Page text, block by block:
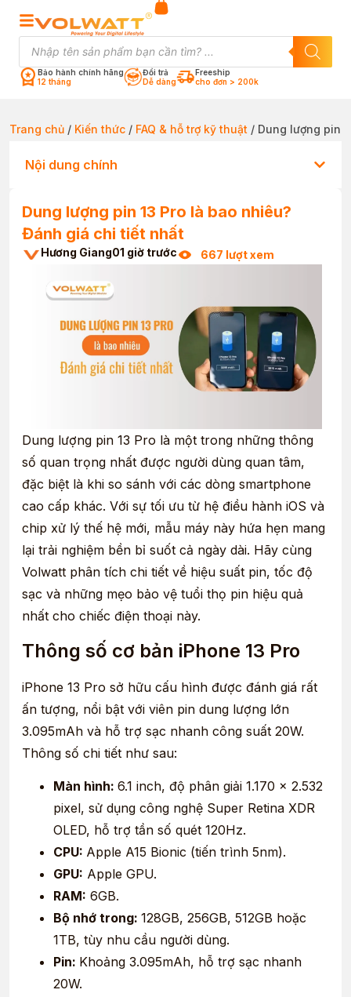
Bảo hành chính hãng
12 tháng
Đổi trả
Dễ dàng
Freeship
cho đơn > 200k
Trang chủ / Kiến thức / FAQ & hỗ trợ kỹ thuật / Dung lượng pin
Nội dung chính
Dung lượng pin 13 Pro là bao nhiêu?
Đánh giá chi tiết nhất
Hương Giang01 giờ trước 667 lượt xem
Dung lượng pin 13 Pro là một trong những thông
số quan trọng nhất được người dùng quan tâm,
đặc biệt là khi so sánh với các dòng smartphone
cao cấp khác. Với sự tối ưu từ hệ điều hành iOS và
chip xử lý thế hệ mới, mẫu máy này hứa hẹn mang
lại trải nghiệm bền bỉ suốt cả ngày dài. Hãy cùng
Volwatt phân tích chi tiết về hiệu suất pin, tốc độ
sạc và những mẹo bảo vệ tuổi thọ pin hiệu quả
nhất cho chiếc điện thoại này.
Thông số cơ bản iPhone 13 Pro
iPhone 13 Pro sở hữu cấu hình được đánh giá rất
ấn tượng, nổi bật với viên pin dung lượng lớn
3.095mAh và hỗ trợ sạc nhanh công suất 20W.
Thông số chi tiết như sau:
Màn hình: 6.1 inch, độ phân giải 1.170 x 2.532
pixel, sử dụng công nghệ Super Retina XDR
OLED, hỗ trợ tần số quét 120Hz.
CPU: Apple A15 Bionic (tiến trình 5nm).
GPU: Apple GPU.
RAM: 6GB.
Bộ nhớ trong: 128GB, 256GB, 512GB hoặc
1TB, tùy nhu cầu người dùng.
Pin: Khoảng 3.095mAh, hỗ trợ sạc nhanh
20W.